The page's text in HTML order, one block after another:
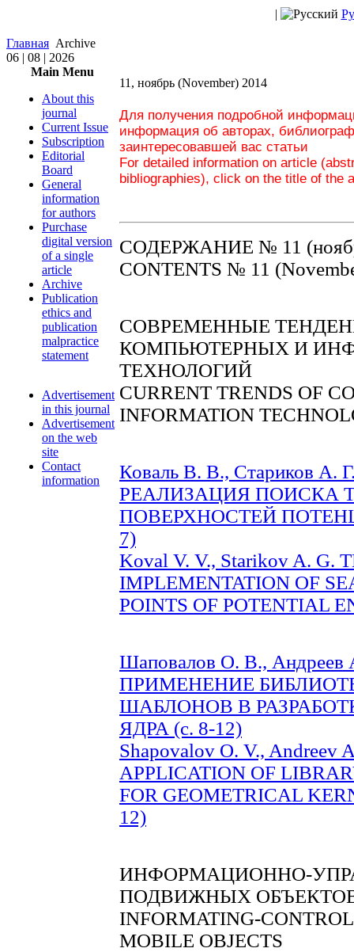
|
Главная Archive
06 | 08 | 2026
Main Menu
About this
journal
Current Issue
Subscription
Editorial
Board
General
information
for authors
Purchase
digital version
of a single
article
Archive
Publication
ethics and
publication
malpractice
statement
Advertisement
in this journal
Advertisement
on the web
site
Contact
information
11, ноябрь (November) 2014
Для получения подробной
информация об авторах,
заинтересовавшей вас статьи
For detailed information on article
bibliographies), click on the title of the
СОДЕРЖАНИЕ № 11
CONTENTS № 11
СОВРЕМЕННЫЕ
КОМПЬЮТЕРНЫХ И
ТЕХНОЛОГИЙ
CURRENT TRENDS OF
INFORMATION
Коваль В. В., Стариков
РЕАЛИЗАЦИЯ ПОИСКА
ПОВЕРХНОСТЕЙ
7)
Koval V. V., Starikov A. G.
IMPLEMENTATION OF
POINTS OF POTENTIAL
Шаповалов О. В.,
ПРИМЕНЕНИЕ
ШАБЛОНОВ В
ЯДРА (с. 8-12)
Shapovalov O. V., Andreev
APPLICATION OF
FOR GEOMETRICAL
12)
ИНФОРМАЦИОННО-
ПОДВИЖНЫХ
INFORMATING-
MOBILE OBJECTS